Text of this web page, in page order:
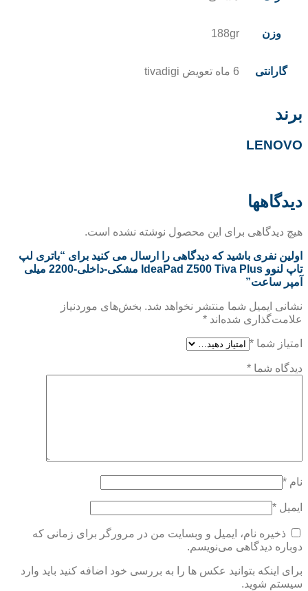
وزن 188gr
گارانتی 6 ماه تعویض tivadigi
برند
LENOVO
دیدگاهها
هیچ دیدگاهی برای این محصول نوشته نشده است.
اولین نفری باشید که دیدگاهی را ارسال می کنید برای “باتری لپ
تاپ لنوو IdeaPad Z500 Tiva Plus مشکی-داخلی-2200 میلی
آمپر ساعت”
نشانی ایمیل شما منتشر نخواهد شد. بخش‌های موردنیاز
علامت‌گذاری شده‌اند *
امتیاز شما *
دیدگاه شما *
نام *
ایمیل *
ذخیره نام، ایمیل و وبسایت من در مرورگر برای زمانی که
دوباره دیدگاهی می‌نویسم.
برای اینکه بتوانید عکس ها را به بررسی خود اضافه کنید باید وارد
سیستم شوید.